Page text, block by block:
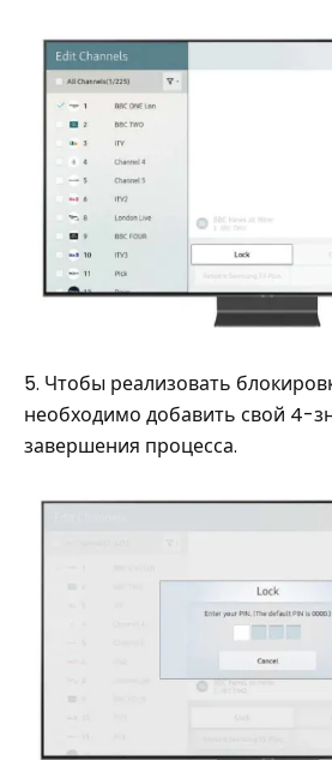
5. Чтобы реализовать
необходимо добавить свой 4-
завершения процесса.